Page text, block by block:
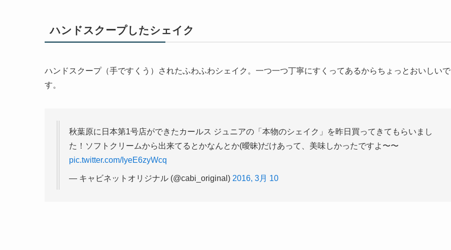
ハンドスクープしたシェイク
ハンドスクープ（手ですくう）されたふわふわシェイク。一つ一つ丁寧にすくってあるからちょっとおいしいで
す。
秋葉原に日本第1号店ができたカールス ジュニアの「本物のシェイク」を昨日買ってきてもらいまし
た！ソフトクリームから出来てるとかなんとか(曖昧)だけあって、美味しかったですよ〜〜
pic.twitter.com/IyeE6zyWcq
— キャビネットオリジナル (@cabi_original) 2016, 3月 10